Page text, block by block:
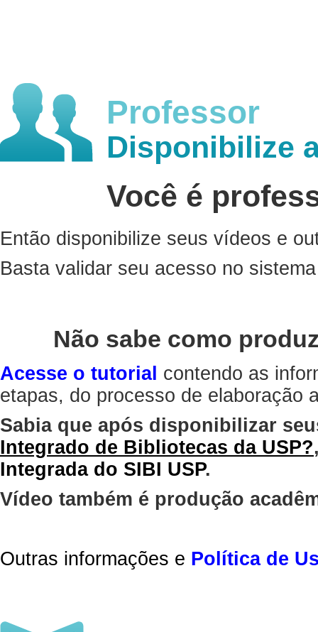
Professor
Disponibilize
Você é
Então disponibilize seus vídeos e
Basta validar seu acesso no
Não sabe como
Acesse o tutorial contendo as
etapas, do processo de elaboração
Sabia que após disponibilizar
Integrado de Bibliotecas da USP?
Integrada do SIBI USP.
Vídeo também é produção
Outras informações e Política de